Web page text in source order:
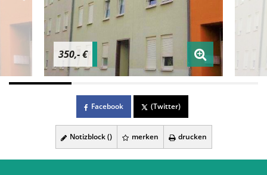
350,- €
Facebook (Twitter)
Notizblock () merken drucken